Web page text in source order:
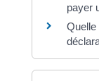
payer
Quelle